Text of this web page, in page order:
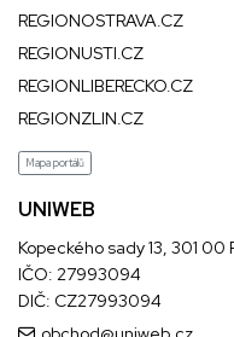
REGIONOSTRAVA.CZ
REGIONUSTI.CZ
REGIONLIBERECKO.CZ
REGIONZLIN.CZ
Mapa portálů
UNIWEB
Kopeckého sady 13, 301 00
IČO: 27993094
DIČ: CZ27993094